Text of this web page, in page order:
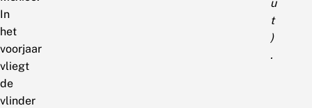
In
het
voorjaar
vliegt
de
vlinder
u
t
)
.